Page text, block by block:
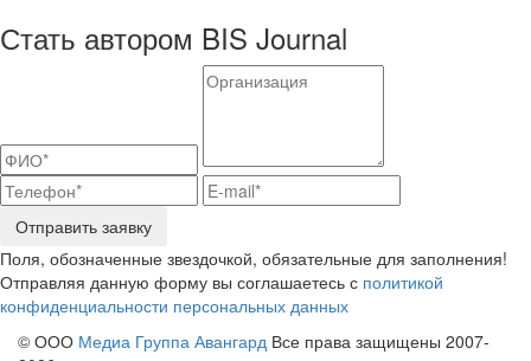
Стать автором BIS Journal
Отправить заявку
Поля, обозначенные звездочкой, обязательные для заполнения!
Отправляя данную форму вы соглашаетесь с политикой
конфиденциальности персональных данных
© ООО Медиа Группа Авангард Все права защищены 2007-